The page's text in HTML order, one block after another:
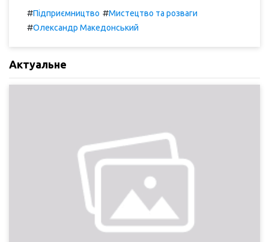
#Підприємництво #Мистецтво та розваги
#Олександр Македонський
Актуальне